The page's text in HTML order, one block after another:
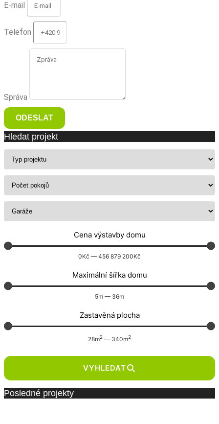
E-mail
Telefon
Správa
ODESLAT
Hledat projekt
Cena výstavby domu
0Kč — 456 879 200Kč
Maximální šířka domu
5m — 36m
Zastavěná plocha
28m2 — 340m2
VYHLEDAT
Posledné projekty